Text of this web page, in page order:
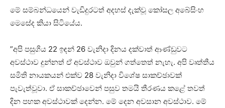
මේ සම්බන්ධයෙන් වැඩිදුරටත් අදහස් දැක්වූ කෝසල අබේසිංහ
මෙසේද කියා සිටියේය.
”අපි පසුගිය 22 ඉඳන් 26 වැනිදා දිනය දක්වාත් ආණ්ඩුවට
අවස්ථාව දුන්නත් ඒ අවස්ථාව ඔවුන් ගත්තෙත් නැහැ. අපි වෘත්තීය
සමිති නායකයන් එක්ව 28 වැනිදා විශේෂ සාකච්ඡාවක්
පැවැත්වූවා. ඒ සාකච්ඡාවෙන් පසුව තමයි තීරණය කළේ තවත්
දින පහක අවස්ථාවක් දෙන්න. මේ දෙන අවසාන අවස්ථාව. මේ